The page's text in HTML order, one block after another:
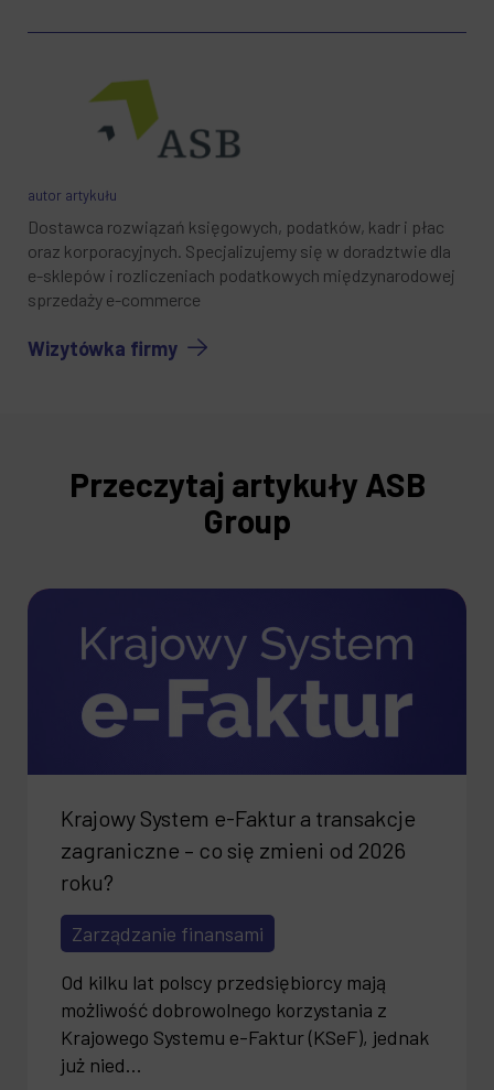
autor artykułu
Dostawca rozwiązań księgowych, podatków, kadr i płac
oraz korporacyjnych. Specjalizujemy się w doradztwie dla
e-sklepów i rozliczeniach podatkowych międzynarodowej
sprzedaży e-commerce
Wizytówka firmy
Przeczytaj artykuły ASB
Group
Krajowy System e-Faktur a transakcje
zagraniczne – co się zmieni od 2026
roku?
Zarządzanie finansami
Od kilku lat polscy przedsiębiorcy mają
możliwość dobrowolnego korzystania z
Krajowego Systemu e-Faktur (KSeF), jednak
już nied...